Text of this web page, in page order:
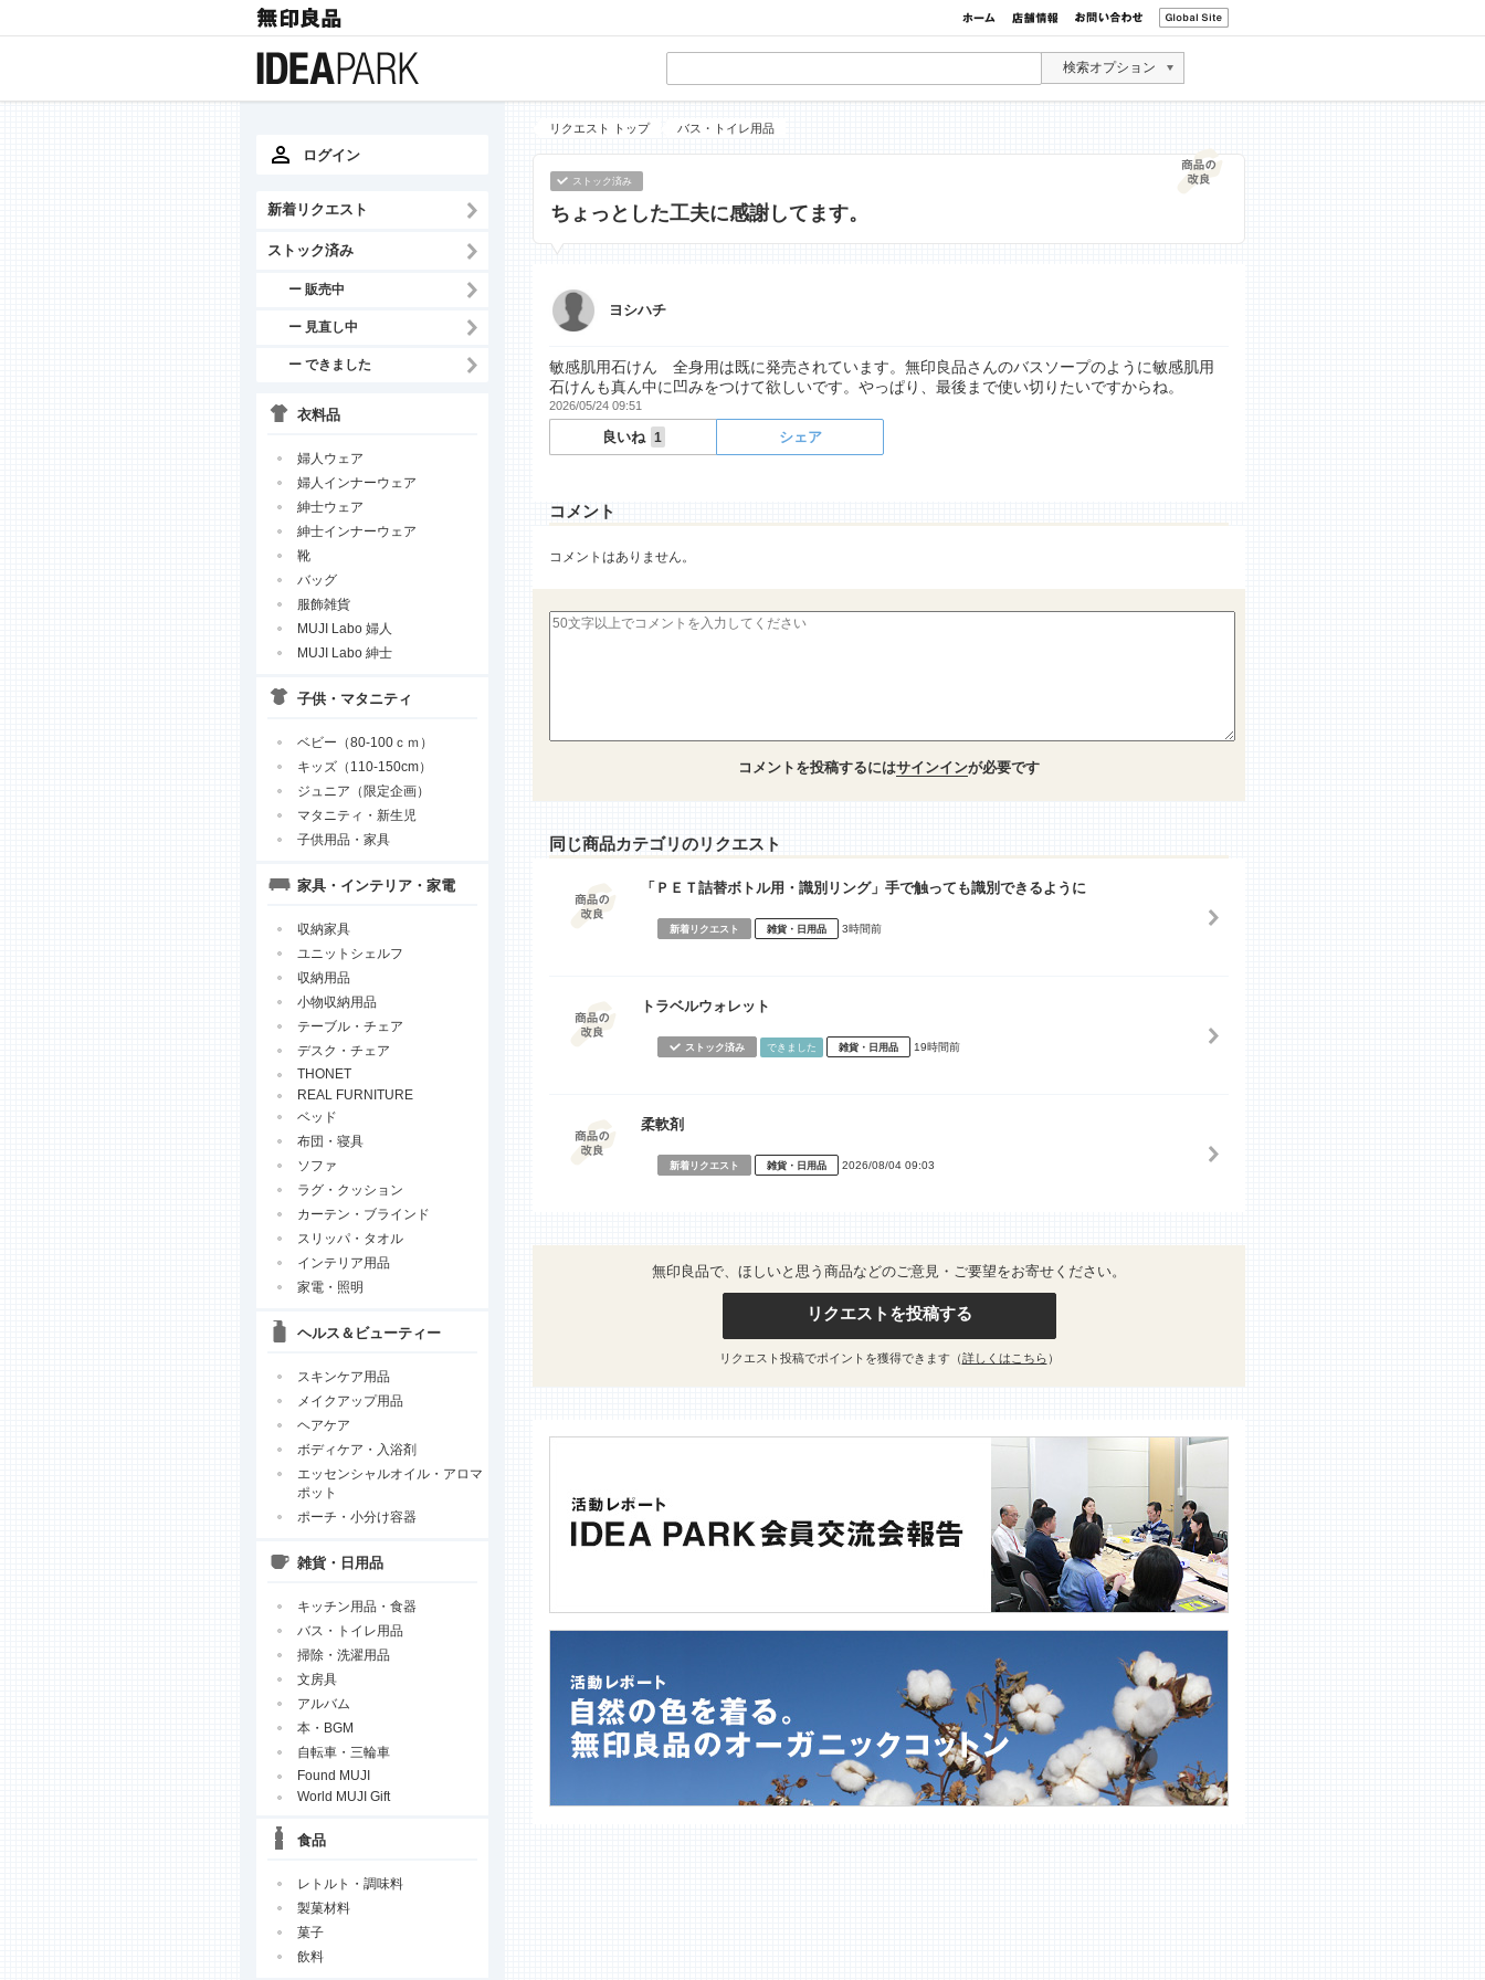
検索オプション
ログイン
新着リクエスト
ストック済み
ー 販売中
ー 見直し中
ー できました
衣料品
婦人ウェア
婦人インナーウェア
紳士ウェア
紳士インナーウェア
靴
バッグ
服飾雑貨
MUJI Labo 婦人
MUJI Labo 紳士
子供・マタニティ
ベビー（80-100ｃｍ）
キッズ（110-150cm）
ジュニア（限定企画）
マタニティ・新生児
子供用品・家具
家具・インテリア・家電
収納家具
ユニットシェルフ
収納用品
小物収納用品
テーブル・チェア
デスク・チェア
THONET
REAL FURNITURE
ベッド
布団・寝具
ソファ
ラグ・クッション
カーテン・ブラインド
スリッパ・タオル
インテリア用品
家電・照明
ヘルス＆ビューティー
スキンケア用品
メイクアップ用品
ヘアケア
ボディケア・入浴剤
エッセンシャルオイル・アロマ
ポット
ポーチ・小分け容器
雑貨・日用品
キッチン用品・食器
バス・トイレ用品
掃除・洗濯用品
文房具
アルバム
本・BGM
自転車・三輪車
Found MUJI
World MUJI Gift
食品
レトルト・調味料
製菓材料
菓子
飲料
リクエスト トップ バス・トイレ用品
ストック済み
ちょっとした工夫に感謝してます。
ヨシハチ
敏感肌用石けん 全身用は既に発売されています。無印良品さんのバスソープのように敏感肌用
石けんも真ん中に凹みをつけて欲しいです。やっぱり、最後まで使い切りたいですからね。
2026/05/24 09:51
良いね 1 シェア
コメント
コメントはありません。
コメントを投稿するにはサインインが必要です
同じ商品カテゴリのリクエスト
「ＰＥＴ詰替ボトル用・識別リング」手で触っても識別できるように
新着リクエスト 雑貨・日用品 3時間前
トラベルウォレット
ストック済み できました 雑貨・日用品 19時間前
柔軟剤
新着リクエスト 雑貨・日用品 2026/08/04 09:03
無印良品で、ほしいと思う商品などのご意見・ご要望をお寄せください。
リクエストを投稿する
リクエスト投稿でポイントを獲得できます（詳しくはこちら ）